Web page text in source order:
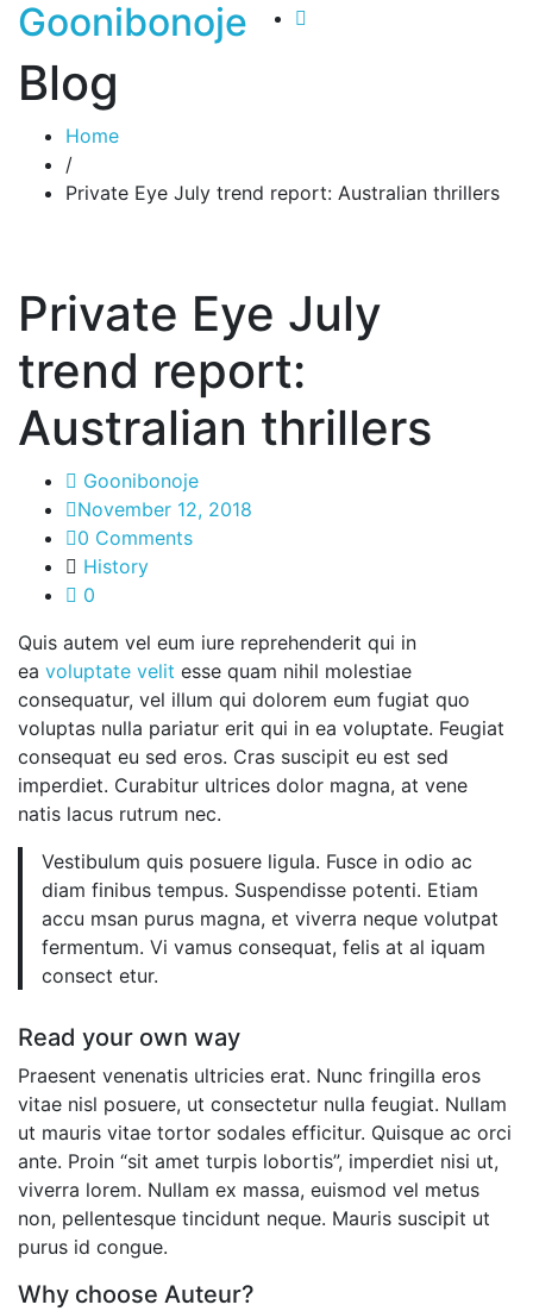
Goonibonoje
Blog
Home
/
Private Eye July trend report: Australian thrillers
Private Eye July
trend report:
Australian thrillers
Goonibonoje
November 12, 2018
0 Comments
History
0
Quis autem vel eum iure reprehenderit qui in
ea voluptate velit esse quam nihil molestiae
consequatur, vel illum qui dolorem eum fugiat quo
voluptas nulla pariatur erit qui in ea voluptate. Feugiat
consequat eu sed eros. Cras suscipit eu est sed
imperdiet. Curabitur ultrices dolor magna, at vene
natis lacus rutrum nec.
Vestibulum quis posuere ligula. Fusce in odio ac
diam finibus tempus. Suspendisse potenti. Etiam
accu msan purus magna, et viverra neque volutpat
fermentum. Vi vamus consequat, felis at al iquam
consect etur.
Read your own way
Praesent venenatis ultricies erat. Nunc fringilla eros
vitae nisl posuere, ut consectetur nulla feugiat. Nullam
ut mauris vitae tortor sodales efficitur. Quisque ac orci
ante. Proin “sit amet turpis lobortis”, imperdiet nisi ut,
viverra lorem. Nullam ex massa, euismod vel metus
non, pellentesque tincidunt neque. Mauris suscipit ut
purus id congue.
Why choose Auteur?